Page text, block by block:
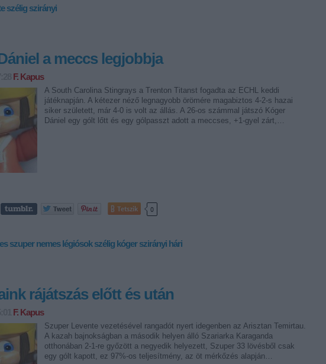
szélig szirányi
a meccs legjobbja
F. Kapus
A South Carolina Stingrays a Trenton Titanst fogadta az ECHL keddi
játéknapján. A kétezer néző legnagyobb örömére magabiztos 4-2-s hazai
siker született, már 4-0 is volt az állás. A 26-os számmal játszó Kóger
Dániel egy gólt lőtt és egy gólpasszt adott a meccses, +1-gyel zárt,…
Tetszik 0
szuper nemes légiósok szélig kóger szirányi hári
rájátszás előtt és után
F. Kapus
Szuper Levente vezetésével rangadót nyert idegenben az Arisztan Temirtau.
A kazah bajnokságban a második helyen álló Szariarka Karaganda
otthonában 2-1-re győzött a negyedik helyezett, Szuper 33 lövésből csak
egy gólt kapott, ez 97%-os teljesítmény, az öt mérkőzés alapján…